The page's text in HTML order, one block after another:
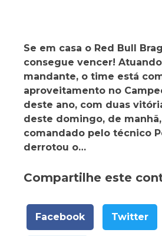
Se em casa o Red Bull
consegue vencer!
mandante, o time está
aproveitamento no
deste ano, com duas
deste domingo, de
comandado pelo técnico
derrotou o…
Compartilhe este
Facebook Twitter